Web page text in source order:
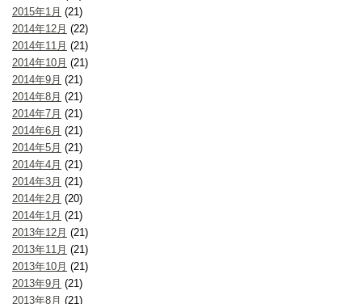
2015年1月 (21)
2014年12月 (22)
2014年11月 (21)
2014年10月 (21)
2014年9月 (21)
2014年8月 (21)
2014年7月 (21)
2014年6月 (21)
2014年5月 (21)
2014年4月 (21)
2014年3月 (21)
2014年2月 (20)
2014年1月 (21)
2013年12月 (21)
2013年11月 (21)
2013年10月 (21)
2013年9月 (21)
2013年8月 (21)